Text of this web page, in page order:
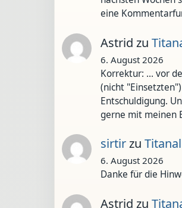
eine
Astrid zu
6. August 2026
Korrektur: ... vor
(nicht
Entschuldigung.
gerne mit meinen
sirtirzu
6. August 2026
Danke für die
Astrid zu